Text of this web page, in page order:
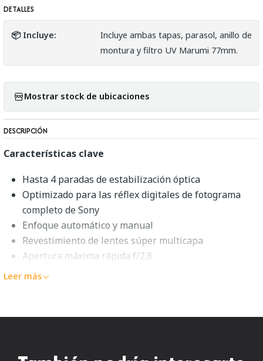
DETALLES
📦 Incluye:
Incluye ambas tapas, parasol, anillo de
montura y filtro UV Marumi 77mm.
Mostrar stock de ubicaciones
DESCRIPCIÓN
Características clave
Hasta 4 paradas de estabilización óptica
Optimizado para las réflex digitales de fotograma
completo de Sony
Enfoque automático y manual
Revestimiento de lentes súper multicapa
Apertura máxima rápida f/2.8
Motor hipersónico rápido y silencioso (HSM)
55.1" (140cm) Distancia De Enfoque Cercano
Leer más